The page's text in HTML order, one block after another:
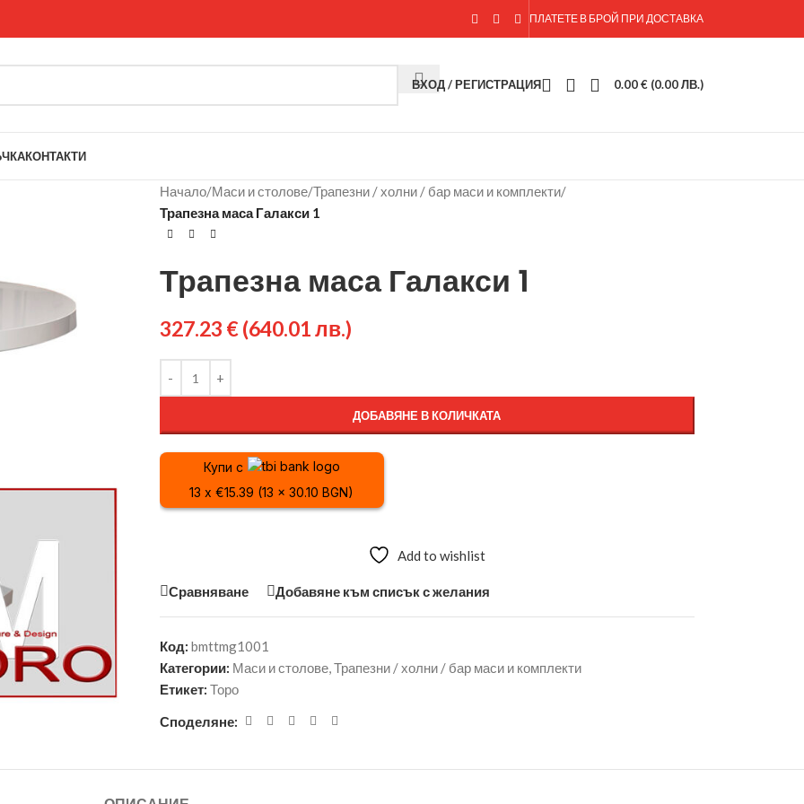
ПЛАТЕТЕ В БРОЙ ПРИ ДОСТАВКА
ВХОД / РЕГИСТРАЦИЯ 0.00€ (0.00 ЛВ.)
КОНТАКТИ
Начало/Маси и столове/Трапезни / холни / бар маси и комплекти/
Трапезна маса Галакси 1
Трапезна маса Галакси 1
327.23 €(640.01 лв.)
ДОБАВЯНЕ В КОЛИЧКАТА
Купи с
13 x €15.39 (13 x 30.10 BGN)
Add to wishlist
Сравняване Добавяне към списък с желания
Код: bmttmg1001
Категории: Маси и столове,Трапезни / холни / бар маси и комплекти
Етикет: Торо
Споделяне: